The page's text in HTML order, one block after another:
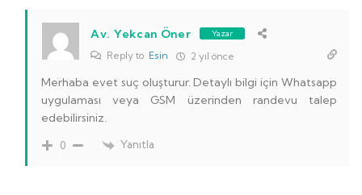
Av. Yekcan Öner Yazar
Reply to Esin 2 yıl önce
Merhaba evet suç oluşturur. Detaylı bilgi için Whatsapp
uygulaması veya GSM üzerinden randevu talep
edebilirsiniz.
0 Yanıtla